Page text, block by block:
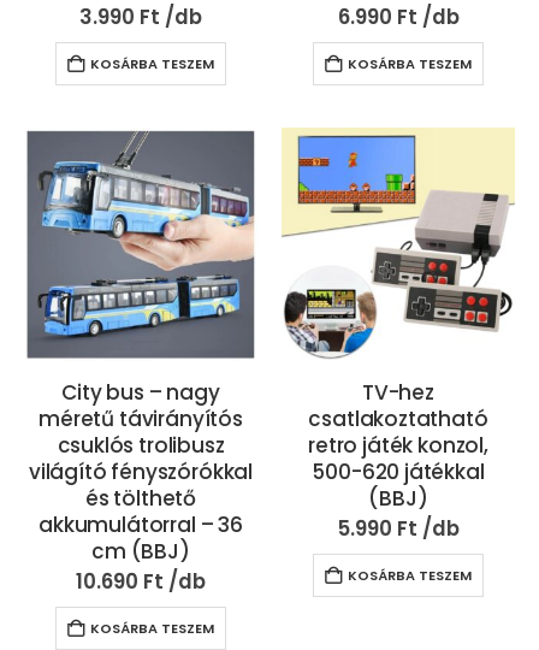
3.990 Ft
KOSÁRBA TESZEM
6.990 Ft
KOSÁRBA TESZEM
City bus – nagy
méretű távirányítós
csuklós trolibusz
világító fényszórókkal
és tölthető
akkumulátorral – 36
cm (BBJ)
10.690 Ft
KOSÁRBA TESZEM
TV-hez
csatlakoztatható
retro játék konzol,
500-620 játékkal
(BBJ)
5.990 Ft
KOSÁRBA TESZEM